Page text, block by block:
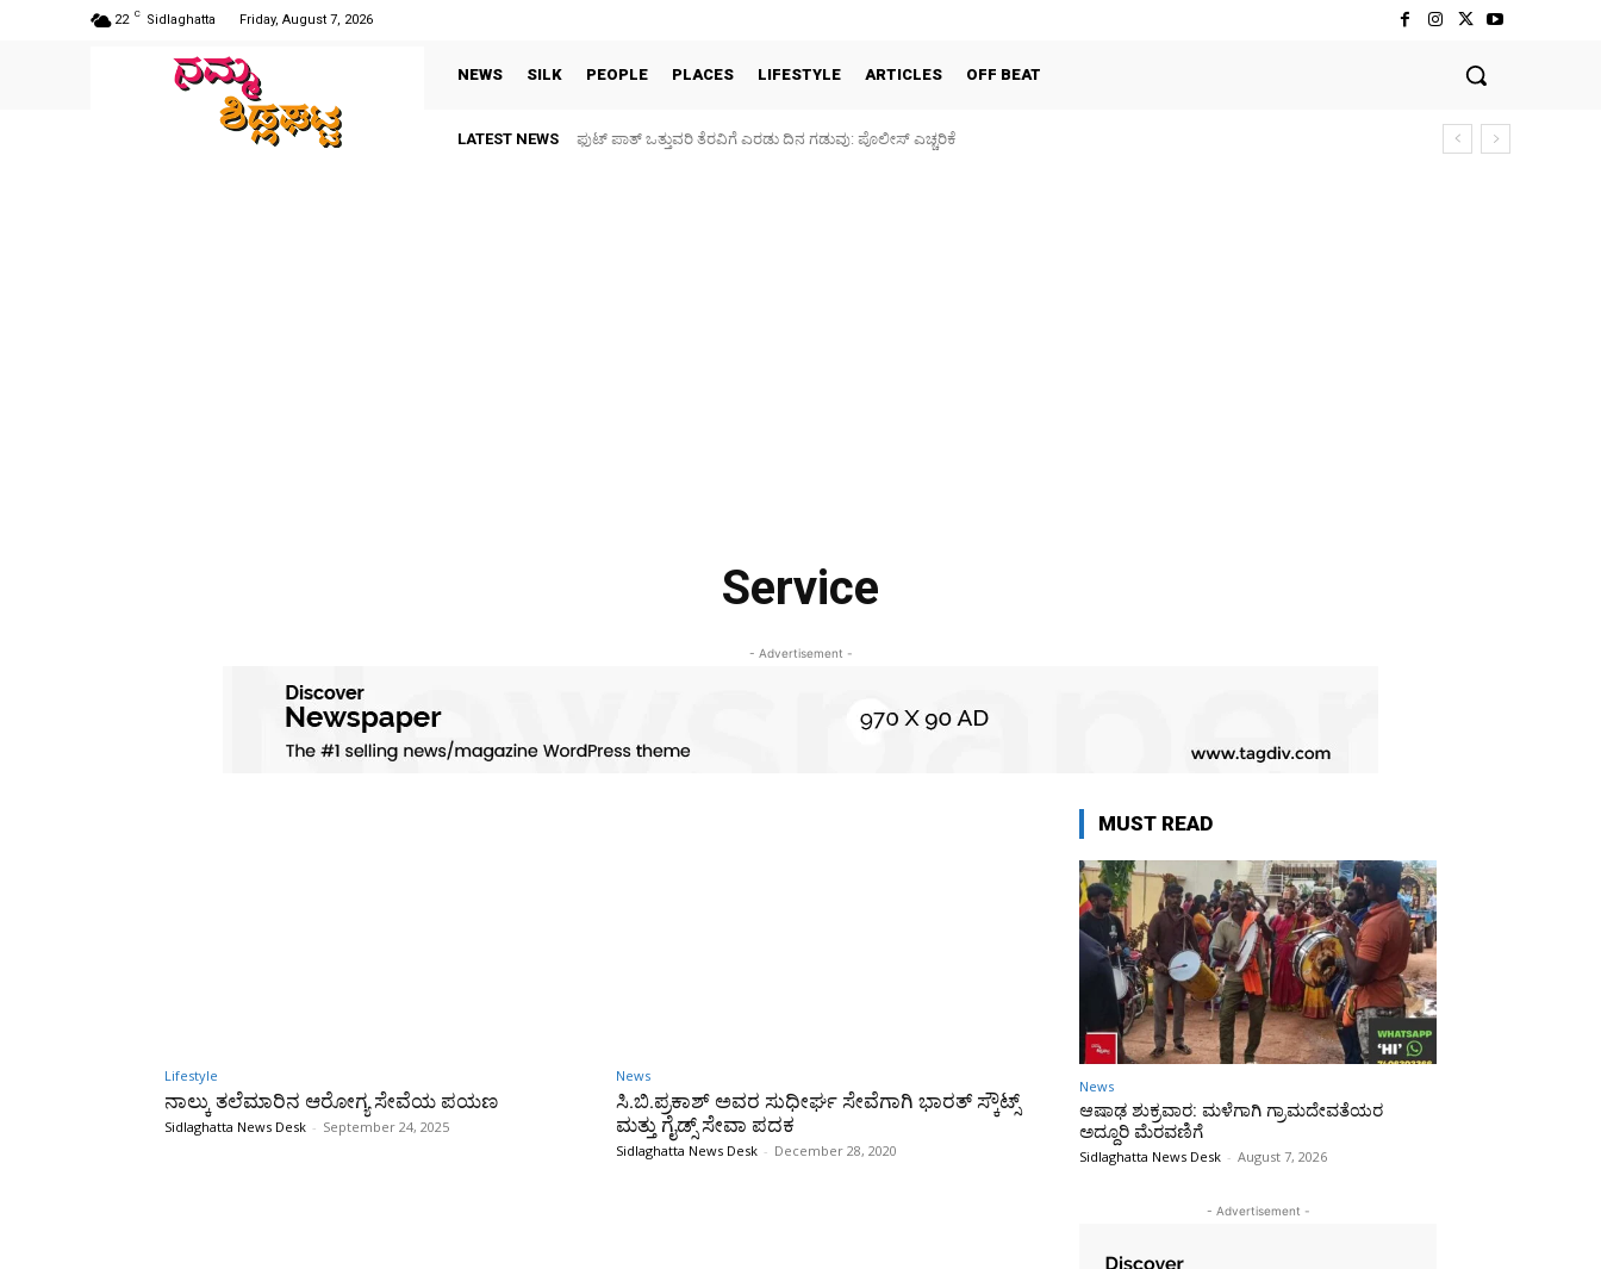
22 C Sidlaghatta Friday, August 7, 2026
NEWS SILK PEOPLE PLACES LIFESTYLE ARTICLES OFF BEAT
LATEST NEWS ಫುಟ್‌ ಪಾತ್ ಒತ್ತುವರಿ ತೆರವಿಗೆ ಎರಡು ದಿನ ಗಡುವು: ಪೊಲೀಸ್ ಎಚ್ಚರಿಕೆ
Service
- Advertisement -
Lifestyle
ನಾಲ್ಕು ತಲೆಮಾರಿನ ಆರೋಗ್ಯ ಸೇವೆಯ ಪಯಣ
Sidlaghatta News Desk - September 24, 2025
News
ಸಿ.ಬಿ.ಪ್ರಕಾಶ್ ಅವರ ಸುಧೀರ್ಘ ಸೇವೆಗಾಗಿ ಭಾರತ್ ಸ್ಕೌಟ್ಸ್
ಮತ್ತು ಗೈಡ್ಸ್ ಸೇವಾ ಪದಕ
Sidlaghatta News Desk - December 28, 2020
MUST READ
News
ಆಷಾಢ ಶುಕ್ರವಾರ: ಮಳೆಗಾಗಿ ಗ್ರಾಮದೇವತೆಯರ
ಅದ್ದೂರಿ ಮೆರವಣಿಗೆ
Sidlaghatta News Desk - August 7, 2026
- Advertisement -